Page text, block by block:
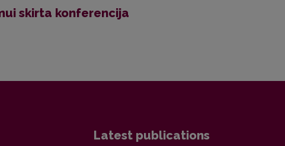
skirta konferencija
Latest publications